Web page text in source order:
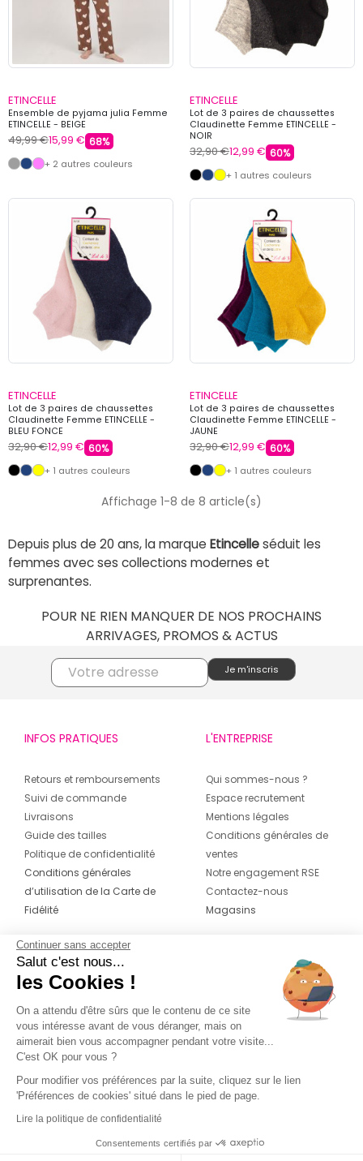
ETINCELLE
Ensemble de pyjama julia Femme
ETINCELLE - BEIGE
49,99 €15,99 € 68%
+ 2 autres couleurs
ETINCELLE
Lot de 3 paires de chaussettes
Claudinette Femme ETINCELLE -
NOIR
32,90 €12,99 € 60%
+ 1 autres couleurs
ETINCELLE
Lot de 3 paires de chaussettes
Claudinette Femme ETINCELLE -
BLEU FONCE
32,90 €12,99 € 60%
+ 1 autres couleurs
ETINCELLE
Lot de 3 paires de chaussettes
Claudinette Femme ETINCELLE -
JAUNE
32,90 €12,99 € 60%
+ 1 autres couleurs
Affichage 1-8 de 8 article(s)
Depuis plus de 20 ans, la marque Etincelleséduit les
femmes avec ses collections modernes et
surprenantes.
POUR NE RIEN MANQUER DE NOS PROCHAINS
ARRIVAGES, PROMOS & ACTUS
INFOS PRATIQUES
Retours et remboursements
Suivi de commande
Livraisons
Guide des tailles
Politique de confidentialité
Conditions générales
d’utilisation de la Carte de
Fidélité
L'ENTREPRISE
Qui sommes-nous ?
Espace recrutement
Mentions légales
Conditions générales de
ventes
Notre engagement RSE
Contactez-nous
Magasins
CONTACT
04 42 20 78 42
Du lundi au jeudi de 8h30 à 16h30 & le
vendredi de 8h30 à 15h30
Continuer sans accepter
Salut c'est nous...
les Cookies !
On a attendu d'être sûrs que le contenu de ce site
vous intéresse avant de vous déranger, mais on
aimerait bien vous accompagner pendant votre visite...
C'est OK pour vous ?
Pour modifier vos préférences par la suite, cliquez sur le lien
'Préférences de cookies' situé dans le pied de page.
Lire la politique de confidentialité
Consentements certifiés par